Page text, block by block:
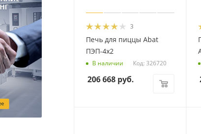
3
Печь для пиццы Abat
ПЭП-4x2
В наличии Код: 326720
206 668 руб.